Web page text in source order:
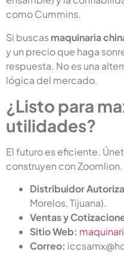
como Cummins.
Si buscasmaquinaria
y un precio que haga
respuesta. No es una
lógica del mercado.
¿Listo para
utilidades?
El futuro es eficiente.
construyen con Zoomlion.
Distribuidor
Morelos, Tijuana).
Ventas y
Sitio Web:
Correo: